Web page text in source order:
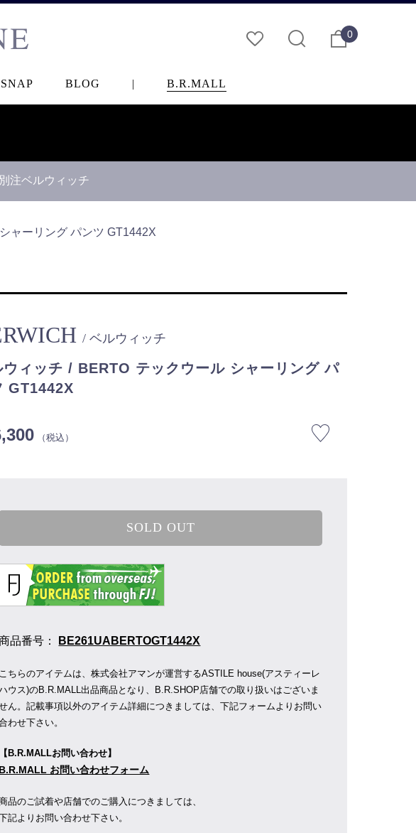
0
BLOG | B.R.MALL
注ベルウィッチ
ャーリング パンツ GT1442X
/ ベルウィッチ
ウィッチ / BERTO テックウール シャーリング パ
GT1442X
（税込）
SOLD OUT
品番号： BE261UABERTOGT1442X
こちらのアイテムは、株式会社アマンが運営するASTILE house(アスティーレ
ウス)のB.R.MALL出品商品となり、B.R.SHOP店舗での取り扱いはございま
ん。記載事項以外のアイテム詳細につきましては、下記フォームよりお問い
わせ下さい。
【B.R.MALLお問い合わせ】
B.R.MALL お問い合わせフォーム
品のご試着や店舗でのご購入につきましては、
記よりお問い合わせ下さい。